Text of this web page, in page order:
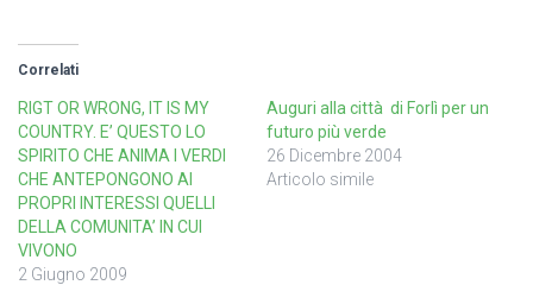
Correlati
RIGT OR WRONG, IT IS MY
COUNTRY. E’ QUESTO LO
SPIRITO CHE ANIMA I VERDI
CHE ANTEPONGONO AI
PROPRI INTERESSI QUELLI
DELLA COMUNITA’ IN CUI
VIVONO
2 Giugno 2009
Auguri alla città di Forlì per un
futuro più verde
26 Dicembre 2004
Articolo simile